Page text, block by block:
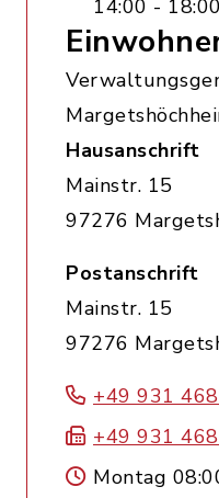
14:00 -
Hausanschrift
Mainstr. 15
97276
Postanschrift
Mainstr. 15
97276
+49 931
+49 931
Montag